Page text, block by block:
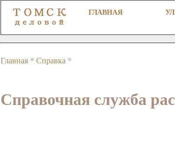
ГЛАВНАЯ
Главная * Справка *
Справочная служба